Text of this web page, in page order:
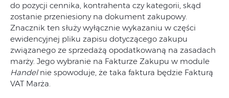
do pozycji cennika, kontrahenta czy kategorii, skąd
zostanie przeniesiony na dokument zakupowy.
Znacznik ten służy wyłącznie wykazaniu w części
ewidencyjnej pliku zapisu dotyczącego zakupu
związanego ze sprzedażą opodatkowaną na zasadach
marży. Jego wybranie na Fakturze Zakupu w module
Handelnie spowoduje, że taka faktura będzie Fakturą
VAT Marża.